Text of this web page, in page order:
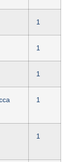
1
1
1
1
1